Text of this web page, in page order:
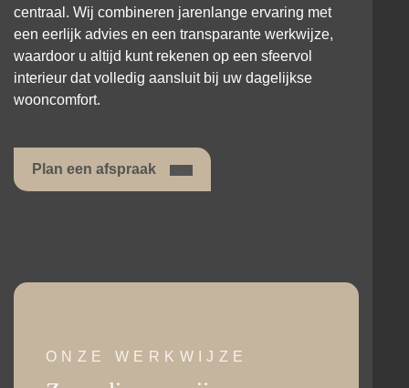
centraal. Wij combineren jarenlange ervaring met
een eerlijk advies en een transparante werkwijze,
waardoor u altijd kunt rekenen op een sfeervol
interieur dat volledig aansluit bij uw dagelijkse
wooncomfort.
Plan een afspraak
ONZE WERKWIJZE